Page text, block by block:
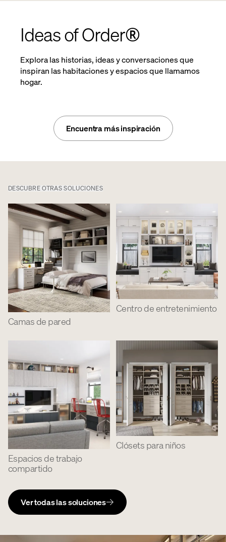
Ideas of Order®
Explora las historias, ideas y conversaciones que
inspiran las habitaciones y espacios que llamamos
hogar.
Encuentra más inspiración
DESCUBRE OTRAS SOLUCIONES
Camas de pared
Centro de entretenimiento
Espacios de trabajo
compartido
Clósets para niños
Ver todas las soluciones